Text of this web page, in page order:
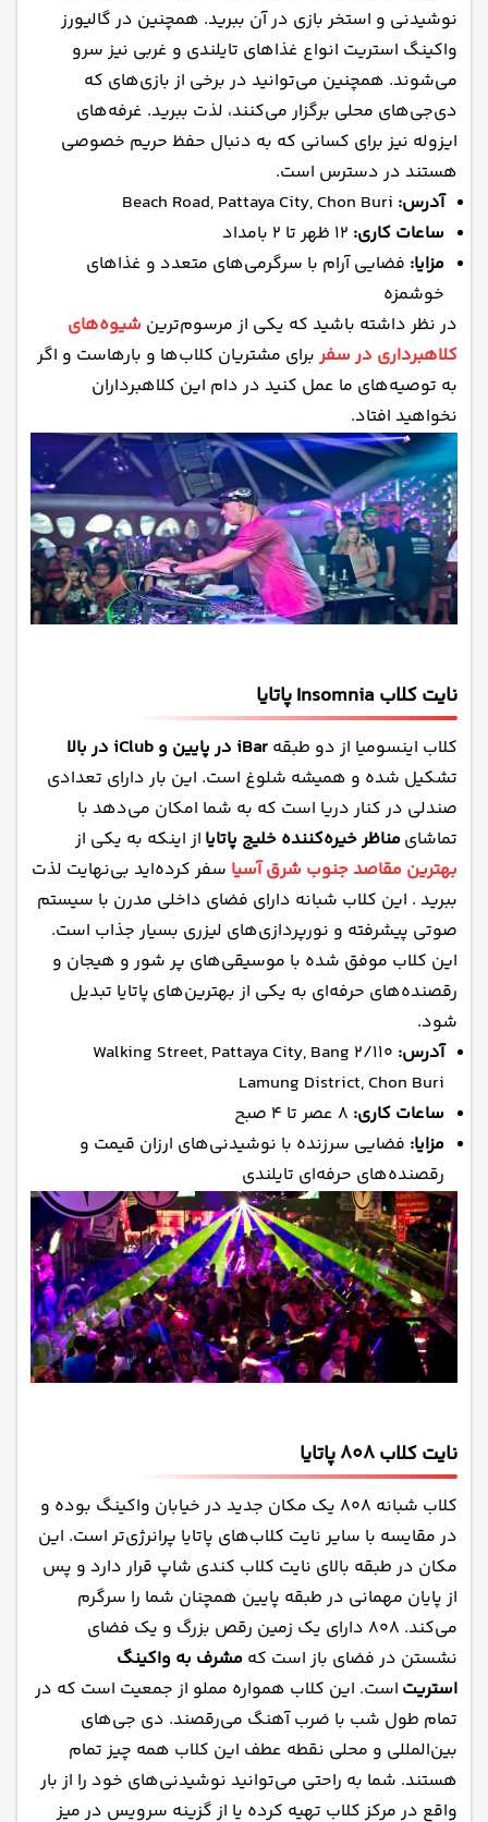
نوشیدنی و استخر بازی در آن ببرید. همچنین در گالیورز
واکینگ استریت انواع غذاهای تایلندی و غربی نیز سرو
می‌شوند. همچنین می‌توانید در برخی از بازی‌های که
دی‌جی‌های محلی برگزار می‌کنند، لذت ببرید. غرفه‌های
ایزوله نیز برای کسانی که به دنبال حفظ حریم خصوصی
هستند در دسترس است.
آدرس:
ساعات کاری:
مزایا: فضایی آرام با سرگرمی‌های متعدد و غذاهای
خوشمزه
در نظر داشته باشید که یکی از مرسوم‌ترین شیوه‌های
کلاهبرداری در سفربرای مشتریان کلاب‌ها و بارهاست و اگر
به توصیه‌های ما عمل کنید در دام این کلاهبرداران
نخواهید افتاد.
نایت کلاب Insomnia پاتایا
کلاب اینسومیا از دو طبقه iBar در پایین و iClub در بالا
تشکیل شده و همیشه شلوغ است. این بار دارای تعدادی
صندلی در کنار دریا است که به شما امکان می‌دهد با
تماشایمناظر خیره‌کننده خلیج پاتایا از اینکه به یکی از
بهترین مقاصد جنوب شرق آسیا سفر کرده‌اید بی‌نهایت لذت
ببرید . این کلاب شبانه دارای فضای داخلی مدرن با سیستم
صوتی پیشرفته و نورپردازی‌های لیزری بسیار جذاب است.
این کلاب موفق شده با موسیقی‌های پر شور و هیجان و
رقصنده‌های حرفه‌ای به یکی از بهترین‌های پاتایا تبدیل
شود.
آدرس:
2/110 Walking Street, Pattaya City, Bang
Lamung District, Chon Buri
ساعات کاری:
مزایا: فضایی سرزنده با نوشیدنی‌های ارزان قیمت و
رقصنده‌های حرفه‌ای تایلندی
نایت کلاب 808 پاتایا
کلاب شبانه ۸۰۸ یک مکان جدید در خیابان واکینگ بوده و
در مقایسه با سایر نایت کلاب‌های پاتایا پرانرژی‌تر است. این
مکان در طبقه بالای نایت کلاب کندی شاپ قرار دارد و پس
از پایان مهمانی در طبقه پایین همچنان شما را سرگرم
می‌کند. ۸۰۸ دارای یک زمین رقص بزرگ و یک فضای
نشستن در فضای باز است که مشرف به واکینگ
استریت است. این کلاب همواره مملو از جمعیت است که در
تمام طول شب با ضرب آهنگ می‌رقصند. دی جی‌های
بین‌المللی و محلی نقطه عطف این کلاب همه چیز تمام
هستند. شما به راحتی می‌توانید نوشیدنی‌های خود را از بار
واقع در مرکز کلاب تهیه کرده یا از گزینه سرویس در میز